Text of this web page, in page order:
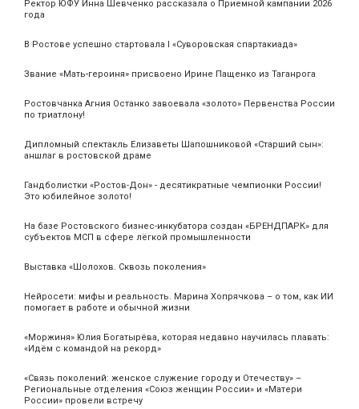
Ректор ЮФУ Инна Шевченко рассказала о Приемной кампании 2026
года
В Ростове успешно стартовала I «Суворовская спартакиада»
Звание «Мать‑героиня» присвоено Ирине Пащенко из Таганрога
Ростовчанка Агния Останко завоевала «золото» Первенства России
по триатлону!
Дипломный спектакль Елизаветы Шапошниковой «Старший сын»:
аншлаг в ростовской драме
Гандболистки «Ростов-Дон» - десятикратные чемпионки России!
Это юбилейное золото!
На базе Ростовского бизнес-инкубатора создан «БРЕНДПАРК» для
субъектов МСП в сфере лёгкой промышленности
Выставка «Шолохов. Сквозь поколения»
Нейросети: мифы и реальность. Марина Хопрячкова – о том, как ИИ
помогает в работе и обычной жизни
«Моржиня» Юлия Богатырёва, которая недавно научилась плавать:
«Идём с командой на рекорд»
«Связь поколений: женское служение городу и Отечеству» –
Региональные отделения «Союз женщин России» и «Матери
России» провели встречу